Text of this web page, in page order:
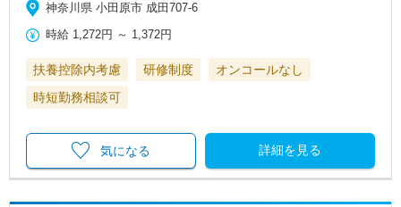
神奈川県 小田原市 成田707-6
時給 1,272円 ～ 1,372円
扶養控除内考慮 研修制度
オンコールなし
時短勤務相談可
詳細を見る
気になる